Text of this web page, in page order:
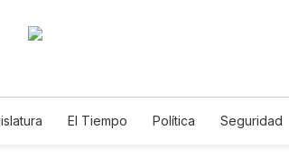
El Tiempo Política Seguridad